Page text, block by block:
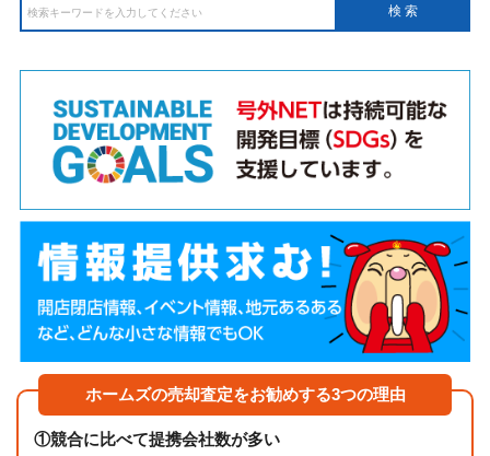
ホームズの売却査定をお勧めする3つの理由
①競合に比べて提携会社数が多い